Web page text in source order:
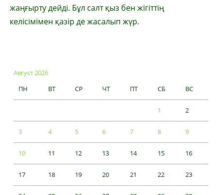
жаңғырту дейді. Бұл салт қыз бен жігіттің
келісімімен қазір де жасалып жүр.
Август 2026
ПН
ВТ СР ЧТ ПТ СБ ВС
1 2
3 4 5 6 7 8 9
10 11 12 13 14 15 16
17 18 19 20 21 22 23